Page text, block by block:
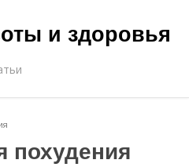
и здоровья
похудения